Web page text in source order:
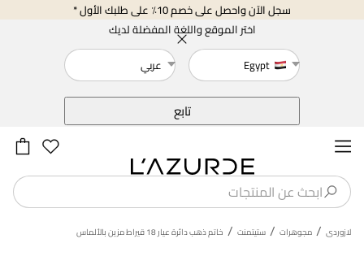
سجل الآن واحصل على خصم 10٪ على طلبك الأول *
اختر الموقع واللغة المفضلة لديك
Egypt
عربي
تابع
لازوردى / مجوهرات / ستيتمنت / خاتم ذهب دائرة عيار 18 قيراط مزين بالألماس